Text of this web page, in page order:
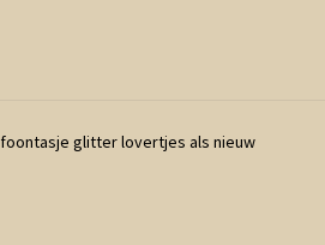
glitter lovertjes als nieuw